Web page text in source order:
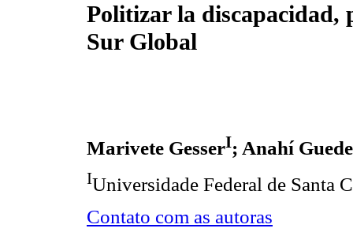
Politizar la discapacidad,
Sur Global
Marivete GesserI; Anahí
IUniversidade Federal de Santa
Contato com as autoras